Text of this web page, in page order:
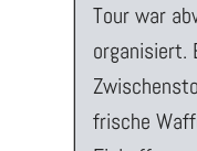
Tour war
organisiert.
frische